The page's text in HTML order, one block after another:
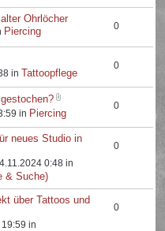
Ohrlöcher
Piercing 0
in Tattoopflege
0
in Piercing
0
neues Studio in
0:48 in
& Suche)
0
über Tattoos und
in
0